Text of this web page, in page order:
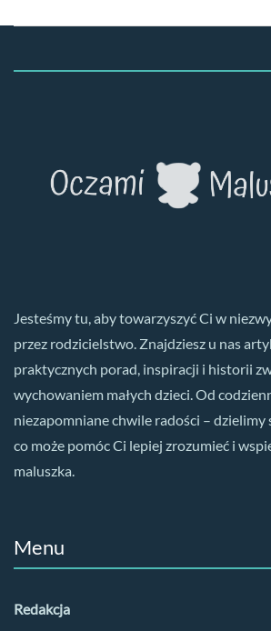
Jesteśmy tu, aby towarzyszyć Ci w
przez rodzicielstwo. Znajdziesz u nas
praktycznych porad, inspiracji i historii
wychowaniem małych dzieci. Od
niezapomniane chwile radości – dzielimy
co może pomóc Ci lepiej zrozumieć i
maluszka.
Menu
Redakcja